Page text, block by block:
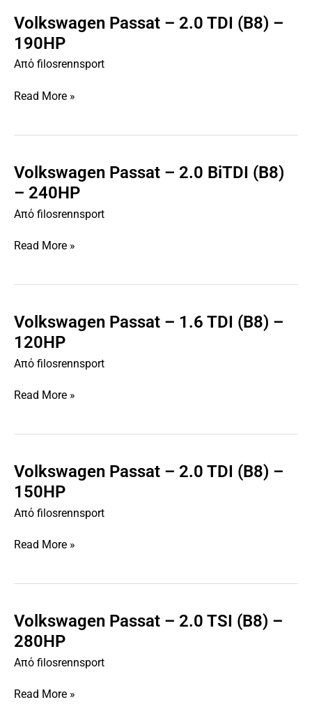
Volkswagen Passat – 2.0 TDI (B8) –
190HP
Από filosrennsport
Volkswagen
Passat
–
2.0
(B8)
190HP
Read More »
Volkswagen Passat – 2.0 BiTDI (B8)
– 240HP
Από filosrennsport
Volkswagen
Passat
2.0
(B8)
240HP
Read More »
Volkswagen Passat – 1.6 TDI (B8) –
120HP
Από filosrennsport
Volkswagen
Passat
–
1.6
(B8)
120HP
Read More »
Volkswagen Passat – 2.0 TDI (B8) –
150HP
Από filosrennsport
Volkswagen
Passat
–
2.0
(B8)
150HP
Read More »
Volkswagen Passat – 2.0 TSI (B8) –
280HP
Από filosrennsport
Volkswagen
Passat
–
2.0
(B8)
Read More »